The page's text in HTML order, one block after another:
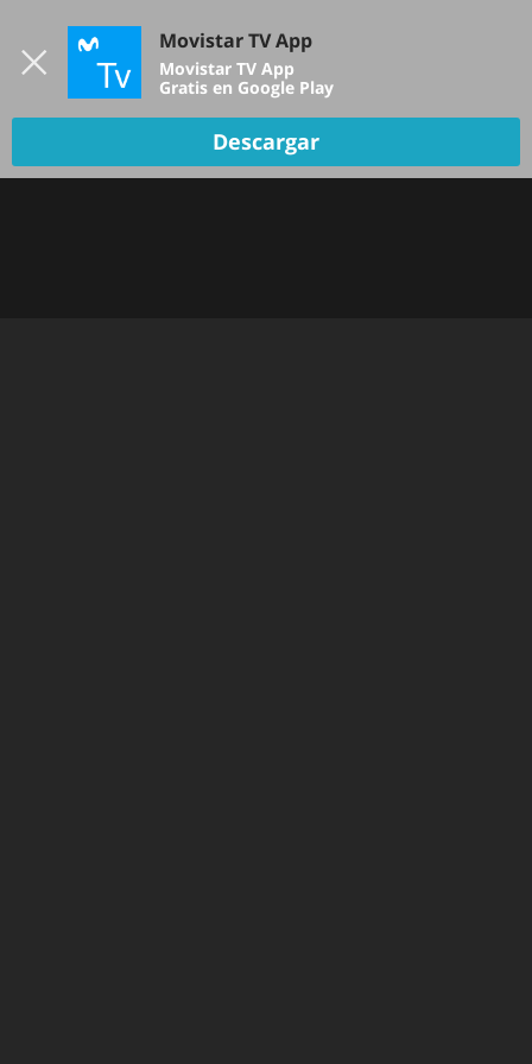
TV EN VIVO
Movistar TV App
Movistar TV App
Gratis en Google Play
Descargar